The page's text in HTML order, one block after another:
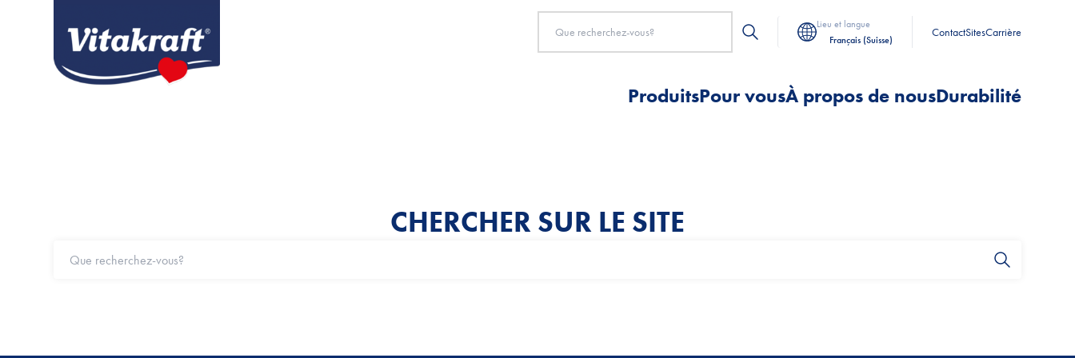
Lieu et langue
Français (Suisse)
ContactSitesCarrière
ProduitsPour vousÀ propos de nousDurabilité
CHERCHER SUR LE SITE